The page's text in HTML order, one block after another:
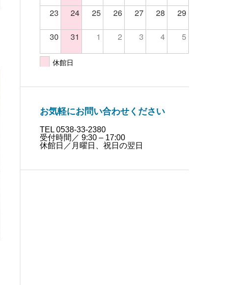
23 24 25 26 27 28 29
30 31 1 2 3 4 5
休館日
お気軽にお問い合わせください
TEL 0538-33-2380
受付時間／ 9:30 – 17:00
休館日／月曜日、祝日の翌日